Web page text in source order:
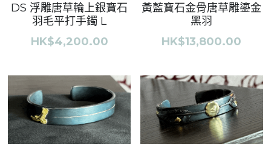
DS 浮雕唐草輪上銀寶石
羽毛平打手鐲 L
HK$4,200.00
黃藍寶石金骨唐草雕鎏金
黑羽
HK$13,800.00